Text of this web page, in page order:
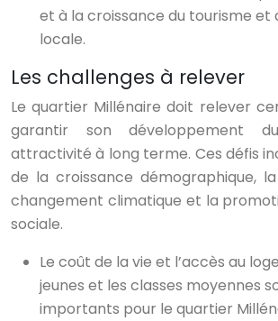
et à la croissance du tourisme et
locale.
Les challenges à relever
Le quartier Millénaire doit relever
garantir son développement
attractivité à long terme. Ces défis
de la croissance démographique,
changement climatique et la
sociale.
Le coût de la vie et l’accès au
jeunes et les classes moyennes
importants pour le quartier